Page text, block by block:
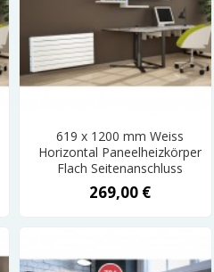
619 x 1200 mm Weiss
Horizontal Paneelheizkörper
Flach Seitenanschluss
269,00 €